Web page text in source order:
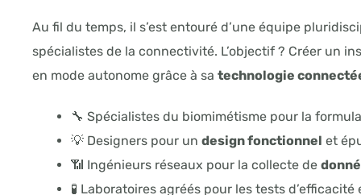
Au fil du temps, il s’est entouré d’une équipe
spécialistes de la connectivité. L’objectif ? Créer un
en mode autonome grâce à sa technologie
🔧 Spécialistes du biomimétisme pour la
💡 Designers pour un design fonctionnel et
📶 Ingénieurs réseaux pour la collecte de
🧪 Laboratoires agréés pour les tests